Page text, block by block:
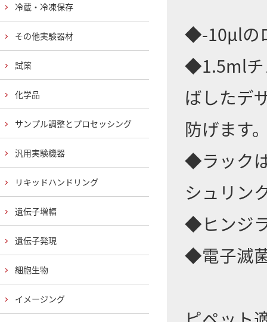
◆-10μlの
◆1.5mlチ
ばしたデ
防げます
◆ラック
シュリン
◆ヒンジ
◆電子滅
冷蔵・冷凍保存
その他実験器材
試薬
化学品
サンプル調整とプロセッシング
汎用実験機器
リキッドハンドリング
遺伝子増幅
遺伝子発現
細胞生物
イメージング